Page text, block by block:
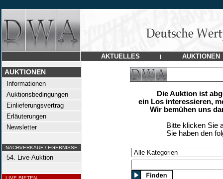
AKTUELLES | AUKTIONEN
AUKTIONEN
Informationen
Auktionsbedingungen
Einlieferungsvertrag
Erläuterungen
Newsletter
NACHVERKAUF / EGEBNISSE
54. Live-Auktion
LIVE BIETEN
Die Auktion ist
ein Los interessieren,
Wir bemühen uns
Bitte klicken Sie
Sie haben den